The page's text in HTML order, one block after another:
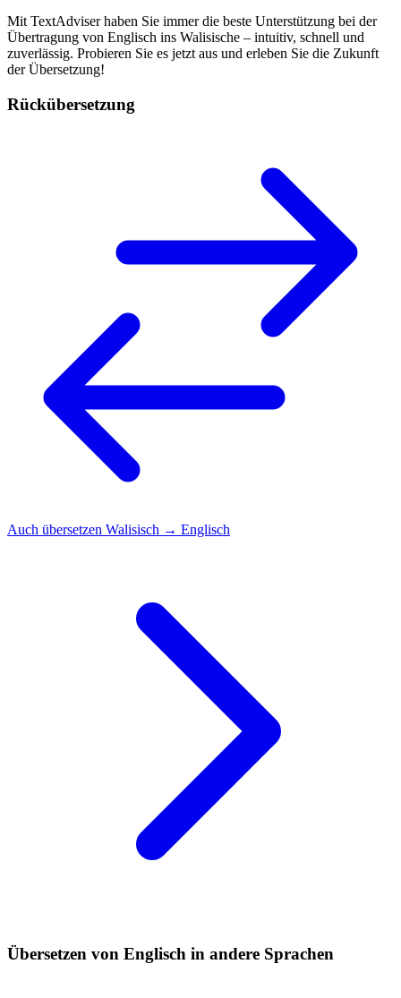
Mit TextAdviser haben Sie immer die beste Unterstützung bei der
Übertragung von Englisch ins Walisische – intuitiv, schnell und
zuverlässig. Probieren Sie es jetzt aus und erleben Sie die Zukunft
der Übersetzung!
Rückübersetzung
Auch übersetzen Walisisch → Englisch
Übersetzen von Englisch in andere Sprachen